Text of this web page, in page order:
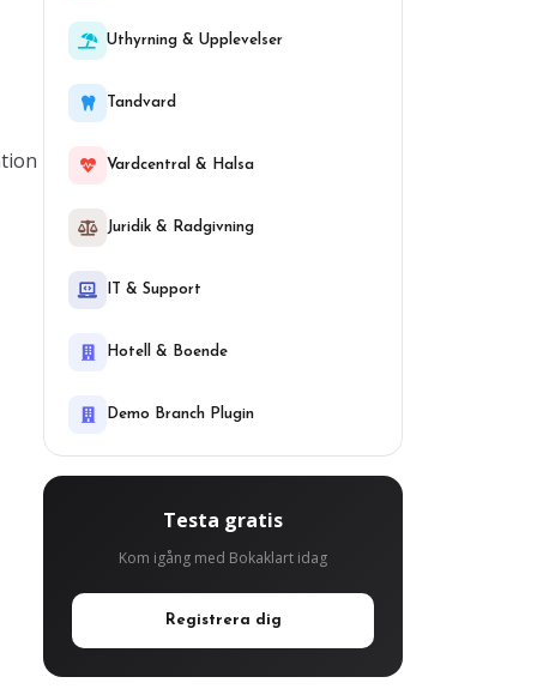
Uthyrning & Upplevelser
Tandvard
Vardcentral & Halsa
Juridik & Radgivning
IT & Support
Hotell & Boende
Demo Branch Plugin
Testa gratis
Kom igång med Bokaklart idag
Registrera dig